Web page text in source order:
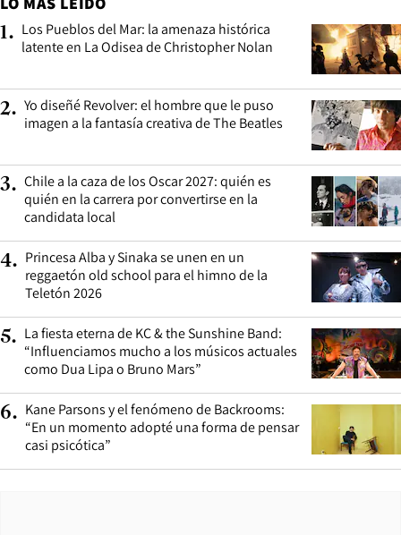
1. Los Pueblos del Mar: la amenaza histórica
latente en La Odisea de Christopher Nolan
2. Yo diseñé Revolver: el hombre que le puso
imagen a la fantasía creativa de The Beatles
3. Chile a la caza de los Oscar 2027: quién es
quién en la carrera por convertirse en la
candidata local
4. Princesa Alba y Sinaka se unen en un
reggaetón old school para el himno de la
Teletón 2026
5. La fiesta eterna de KC & the Sunshine Band:
“Influenciamos mucho a los músicos actuales
como Dua Lipa o Bruno Mars”
6. Kane Parsons y el fenómeno de Backrooms:
“En un momento adopté una forma de pensar
casi psicótica”